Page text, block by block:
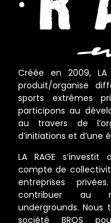
Créée en 2009,
produit/organise
sports extrêmes
participons au
au travers de
d’initiations et d’une
LA RAGE
compte de
entreprises
contribuer au
undergrounds.
société BROS